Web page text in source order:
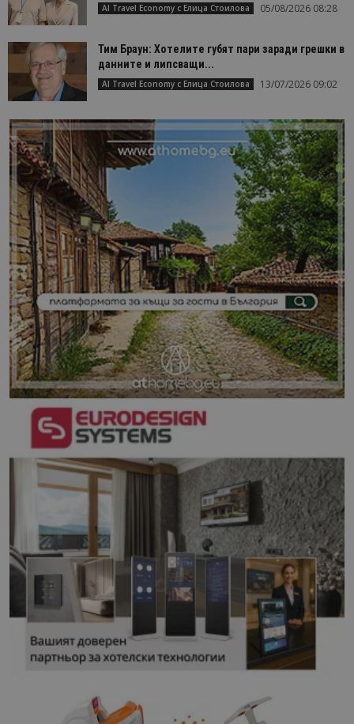
AI Travel Economy с Елица Стоилова 05/08/2026 08:28
Тим Браун: Хотелите губят пари заради грешки в
данните и липсващи...
AI Travel Economy с Елица Стоилова 13/07/2026 09:02